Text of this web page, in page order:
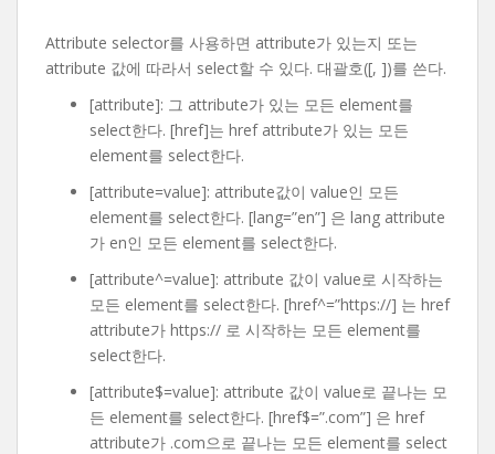
Attribute selector를 사용하면 attribute가 있는지 또는
attribute 값에 따라서 select할 수 있다. 대괄호([, ])를 쓴다.
[attribute]: 그 attribute가 있는 모든 element를
select한다. [href]는 href attribute가 있는 모든
element를 select한다.
[attribute=value]: attribute값이 value인 모든
element를 select한다. [lang=”en”] 은 lang attribute
가 en인 모든 element를 select한다.
[attribute^=value]: attribute 값이 value로 시작하는
모든 element를 select한다. [href^=”https://] 는 href
attribute가 https:// 로 시작하는 모든 element를
select한다.
[attribute$=value]: attribute 값이 value로 끝나는 모
든 element를 select한다. [href$=”.com”] 은 href
attribute가 .com으로 끝나는 모든 element를 select